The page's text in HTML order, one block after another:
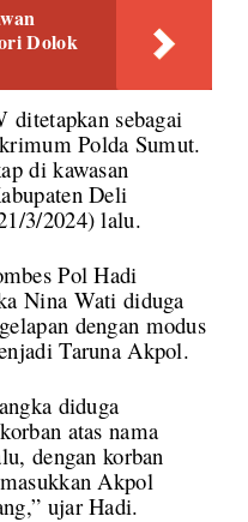
Dolok
sebagai
Polda Sumut.
di kawasan
Deli
3/2024) lalu.
Pol Hadi
Nina Wati diduga
dengan modus
Taruna Akpol.
diduga
atas nama
dengan korban
Akpol
ujar Hadi.